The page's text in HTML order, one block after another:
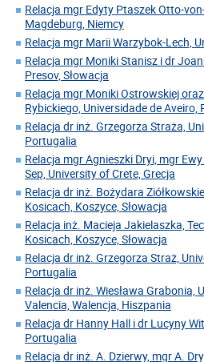
Relacja mgr Edyty Ptaszek Otto-
Magdeburg, Niemcy
Relacja mgr Marii Warzybok-Lech,
Relacja mgr Moniki Stanisz i dr
Presov, Słowacja
Relacja mgr Moniki Ostrowskiej
Rybickiego, Universidade de Aveiro,
Relacja dr inż. Grzegorza Straża,
Portugalia
Relacja mgr Agnieszki Dryi, mgr
Sep, University of Crete, Grecja
Relacja dr inż. Bożydara
Kosicach, Koszyce, Słowacja
Relacja inż. Macieja Jakielaszka,
Kosicach, Koszyce, Słowacja
Relacja dr inż. Grzegorza Straż,
Portugalia
Relacja dr inż. Wiesława Grabonia,
Valencia, Walencja, Hiszpania
Relacja dr Hanny Hall i dr Lucyny
Portugalia
Relacja dr inż. A. Dzierwy, mgr A.